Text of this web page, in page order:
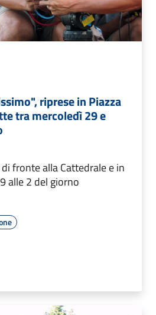
riprese in Piazza
tra mercoledì 29 e
fronte alla Cattedrale e in
alle 2 del giorno